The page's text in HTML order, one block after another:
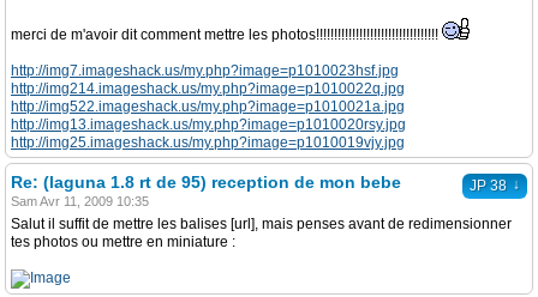
merci de m'avoir dit comment mettre les photos!!!!!!!!!!!!!!!!!!!!!!!!!!!!!!!!!!
http://img7.imageshack.us/my.php?image=p1010023hsf.jpg
http://img214.imageshack.us/my.php?image=p1010022q.jpg
http://img522.imageshack.us/my.php?image=p1010021a.jpg
http://img13.imageshack.us/my.php?image=p1010020rsy.jpg
http://img25.imageshack.us/my.php?image=p1010019vjy.jpg
JP 38 ↓
Re: (laguna 1.8 rt de 95) reception de mon bebe
Sam Avr 11, 2009 10:35
Salut il suffit de mettre les balises [url], mais penses avant de redimensionner
tes photos ou mettre en miniature :